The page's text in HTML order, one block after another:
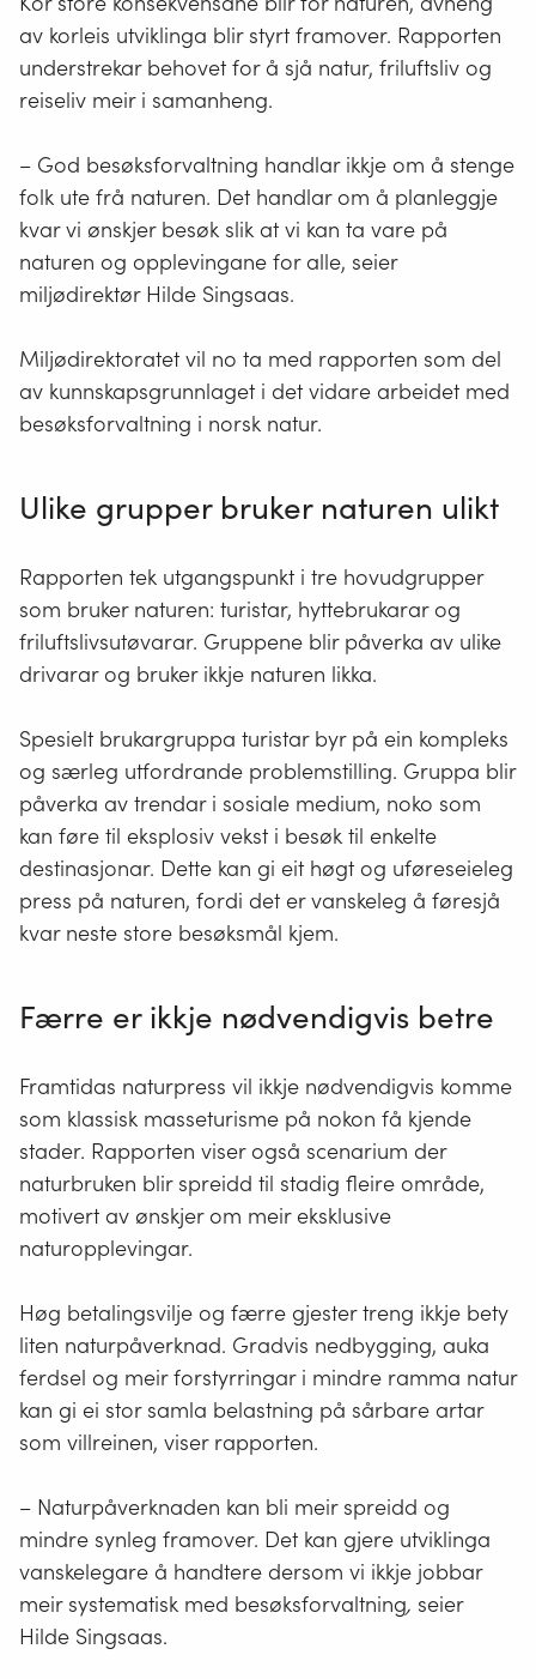
av korleis utviklinga blir styrt framover. Rapporten
understrekar behovet for å sjå natur, friluftsliv og
reiseliv meir i samanheng.
– God besøksforvaltning handlar ikkje om å stenge
folk ute frå naturen. Det handlar om å planleggje
kvar vi ønskjer besøk slik at vi kan ta vare på
naturen og opplevingane for alle, seier
miljødirektør Hilde Singsaas.
Miljødirektoratet vil no ta med rapporten som del
av kunnskapsgrunnlaget i det vidare arbeidet med
besøksforvaltning i norsk natur.
Ulike grupper bruker naturen ulikt
Rapporten tek utgangspunkt i tre hovudgrupper
som bruker naturen: turistar, hyttebrukarar og
friluftslivsutøvarar. Gruppene blir påverka av ulike
drivarar og bruker ikkje naturen likka.
Spesielt brukargruppa turistar byr på ein kompleks
og særleg utfordrande problemstilling. Gruppa blir
påverka av trendar i sosiale medium, noko som
kan føre til eksplosiv vekst i besøk til enkelte
destinasjonar. Dette kan gi eit høgt og uføreseieleg
press på naturen, fordi det er vanskeleg å føresjå
kvar neste store besøksmål kjem.
Færre er ikkje nødvendigvis betre
Framtidas naturpress vil ikkje nødvendigvis komme
som klassisk masseturisme på nokon få kjende
stader. Rapporten viser også scenarium der
naturbruken blir spreidd til stadig fleire område,
motivert av ønskjer om meir eksklusive
naturopplevingar.
Høg betalingsvilje og færre gjester treng ikkje bety
liten naturpåverknad. Gradvis nedbygging, auka
ferdsel og meir forstyrringar i mindre ramma natur
kan gi ei stor samla belastning på sårbare artar
som villreinen, viser rapporten.
– Naturpåverknaden kan bli meir spreidd og
mindre synleg framover. Det kan gjere utviklinga
vanskelegare å handtere dersom vi ikkje jobbar
meir systematisk med besøksforvaltning, seier
Hilde Singsaas.